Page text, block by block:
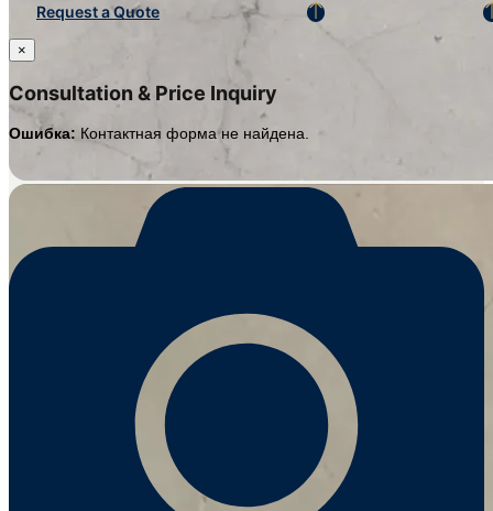
Request a Quote
×
Consultation & Price Inquiry
Ошибка: Контактная форма не найдена.